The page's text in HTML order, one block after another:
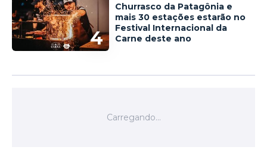
4
Churrasco da Patagônia e
mais 30 estações estarão no
Festival Internacional da
Carne deste ano